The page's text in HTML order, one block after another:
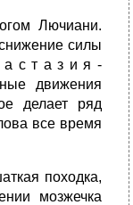
Лючиани.
силы
а с т а з и я -
движения
делает ряд
все время
походка,
мозжечка